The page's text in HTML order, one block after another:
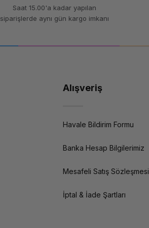
Saat 15.00'a kadar yapılan
siparişlerde aynı gün kargo imkanı
Alışveriş
Havale Bildirim Formu
Banka Hesap Bilgilerimiz
Mesafeli Satış Sözleşmesi
İptal & İade Şartları